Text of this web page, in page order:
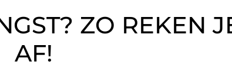
ZO REKEN
AF!